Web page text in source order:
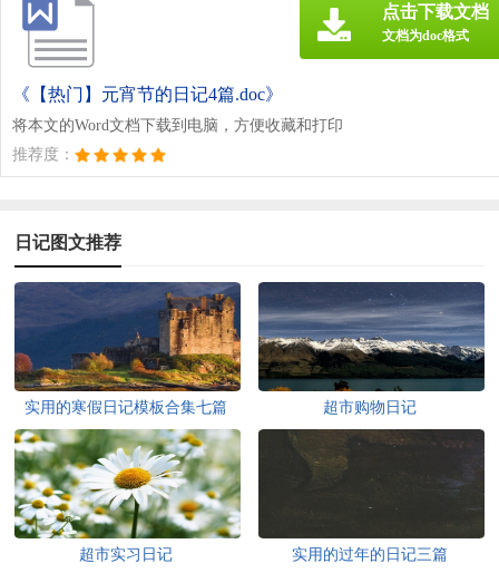
《【热门】元宵节的日记4篇.doc》
将本文的Word文档下载到电脑，方便收藏和打印
推荐度：
点击下载文档
文档为doc格式
日记图文推荐
实用的寒假日记模板合集七篇 超市购物日记
超市实习日记 实用的过年的日记三篇